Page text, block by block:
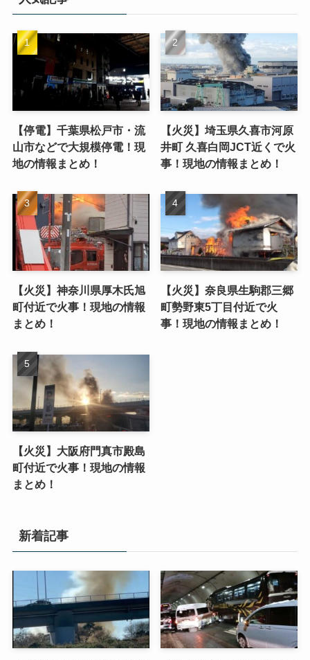
【停電】千葉県松戸市・流
山市などで大規模停電！現
地の情報まとめ！
【火災】埼玉県久喜市河原
井町 久喜白岡JCT近くで火
事！現地の情報まとめ！
【火災】神奈川県厚木氏旭
町付近で火事！現地の情報
まとめ！
【火災】奈良県生駒郡三郷
町勢野東5丁目付近で火
事！現地の情報まとめ！
【火災】大阪府門真市殿島
町付近で火事！現地の情報
まとめ！
新着記事